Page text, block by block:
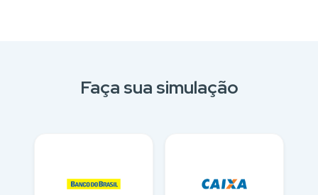
Faça sua simulação